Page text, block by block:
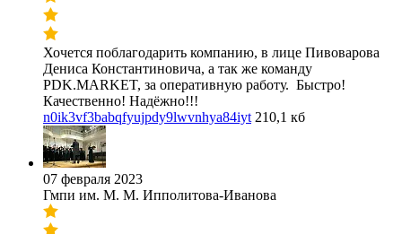
Хочется поблагодарить компанию, в лице Пивоварова
Дениса Константиновича, а так же команду
PDK.MARKET, за оперативную работу. Быстро!
Качественно! Надёжно!!!
n0ik3vf3babqfyujpdy9lwvnhya84iyt 210,1 кб
07 февраля 2023
Гмпи им. М. М. Ипполитова-Иванова